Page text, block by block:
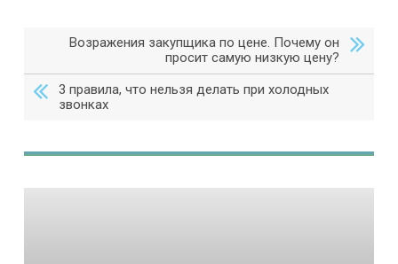
Возражения закупщика по цене. Почему он
просит самую низкую цену?
3 правила, что нельзя делать при холодных
звонках